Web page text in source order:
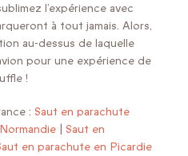
l’expérience avec
à tout jamais. Alors,
au-dessus de laquelle
pour une expérience de
!
: Saut en parachute
Saut en
en parachute en Picardie